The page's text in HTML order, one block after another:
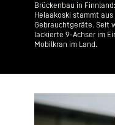
Brückenbau in
Helaakoski stammt
Gebrauchtgeräte. Seit
lackierte 9-Achser im
Mobilkran im Land.